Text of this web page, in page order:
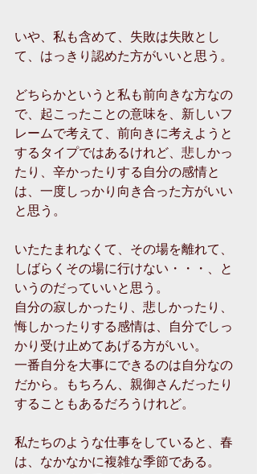
いや、私も含めて、失敗は失敗とし
て、はっきり認めた方がいいと思う。
どちらかというと私も前向きな方なの
で、起こったことの意味を、新しいフ
レームで考えて、前向きに考えようと
するタイプではあるけれど、悲しかっ
たり、辛かったりする自分の感情と
は、一度しっかり向き合った方がいい
と思う。
いたたまれなくて、その場を離れて、
しばらくその場に行けない・・・、と
いうのだっていいと思う。
自分の寂しかったり、悲しかったり、
悔しかったりする感情は、自分でしっ
かり受け止めてあげる方がいい。
一番自分を大事にできるのは自分なの
だから。もちろん、親御さんだったり
することもあるだろうけれど。
私たちのような仕事をしていると、春
は、なかなかに複雑な季節である。